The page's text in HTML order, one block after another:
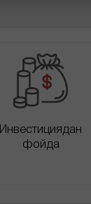
Инвестициядан
фойда